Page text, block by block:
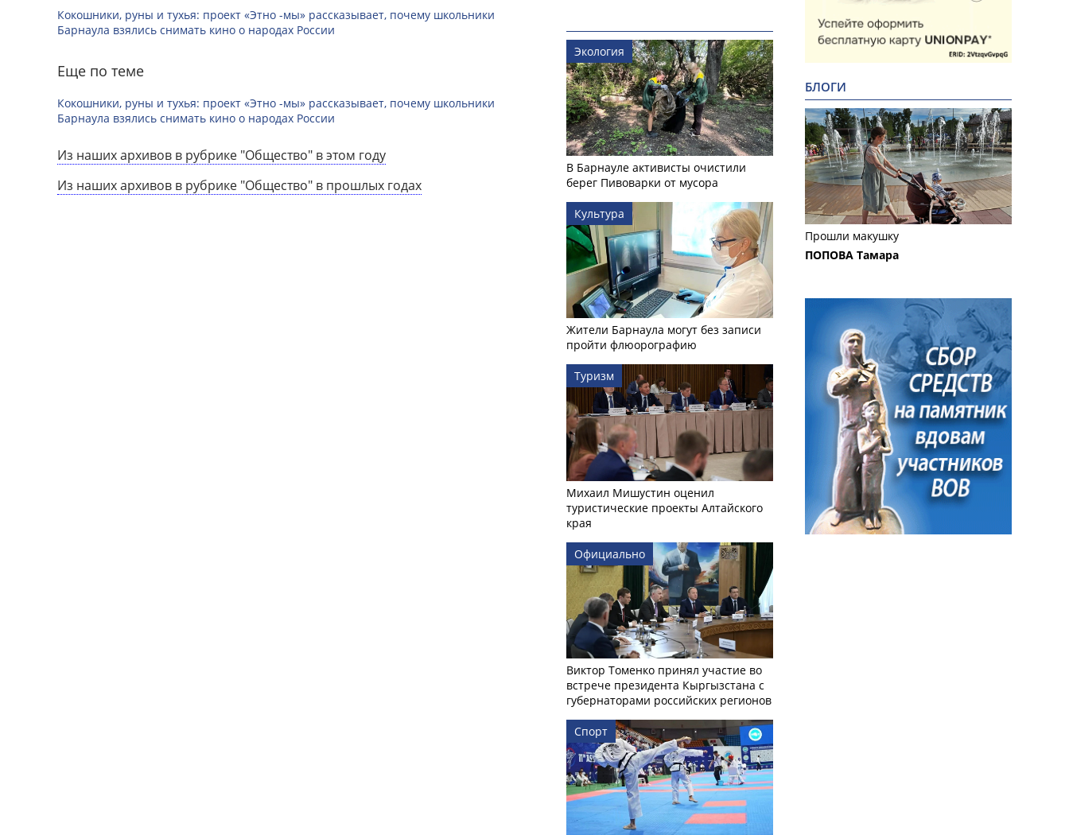
Кокошники, руны и тухья: проект «Этно -мы» рассказывает, почему школьники
Барнаула взялись снимать кино о народах России
Еще по теме
Кокошники, руны и тухья: проект «Этно -мы» рассказывает, почему школьники
Барнаула взялись снимать кино о народах России
Из наших архивов в рубрике "Общество" в этом году
Из наших архивов в рубрике "Общество" в прошлых годах
Экология
В Барнауле активисты очистили
берег Пивоварки от мусора
Культура
Жители Барнаула могут без записи
пройти флюорографию
Туризм
Михаил Мишустин оценил
туристические проекты Алтайского
края
Официально
Виктор Томенко принял участие во
встрече президента Кыргызстана с
губернаторами российских регионов
Спорт
БЛОГИ
Прошли макушку
ПОПОВА Тамара